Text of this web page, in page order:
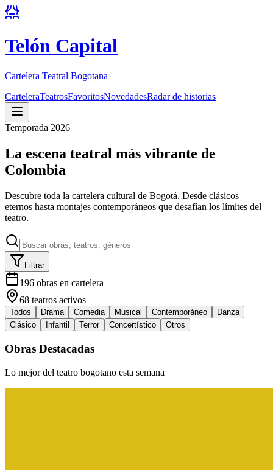
Telón Capital
Cartelera Teatral Bogotana
CarteleraTeatrosFavoritosNovedadesRadar de historias
Temporada 2026
La escena teatral más vibrante de
Colombia
Descubre toda la cartelera cultural de Bogotá. Desde clásicos
eternos hasta montajes contemporáneos que desafían los límites del
teatro.
Filtrar
196 obras en cartelera
68 teatros activos
Todos Drama Comedia Musical Contemporáneo
Danza
Clásico
Infantil Terror Concertístico Otros
Obras Destacadas
Lo mejor del teatro bogotano esta semana